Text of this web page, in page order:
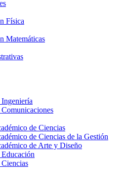
Física
Matemáticas
de Ciencias
de Ciencias de la Gestión
de Arte y Diseño